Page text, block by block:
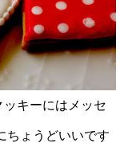
ッキーにはメッセ
ちょうどいいです